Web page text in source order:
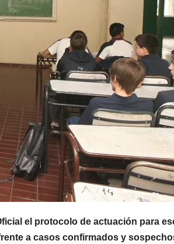
el protocolo de actuación para
a casos confirmados y
se
al
de
para
los
en
2026
MENDOZA
un
7